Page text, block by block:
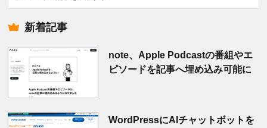
索
新着記事
note、Apple Podcastの番組やエ
ピソードを記事へ埋め込み可能に
WordPressにAIチャットボットを